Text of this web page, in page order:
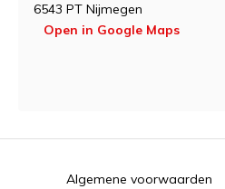
6543 PT Nijmegen
Open in Google Maps
Algemene voorwaarden